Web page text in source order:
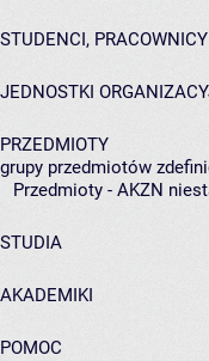
STUDENCI, PRACOWNICY
JEDNOSTKI
PRZEDMIOTY
grupy przedmiotów
Przedmioty - AKZN
STUDIA
AKADEMIKI
POMOC